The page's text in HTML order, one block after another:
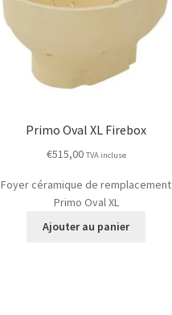
Primo Oval XL Firebox
€515,00 TVA incluse
Foyer céramique de remplacement
Primo Oval XL
Ajouter au panier